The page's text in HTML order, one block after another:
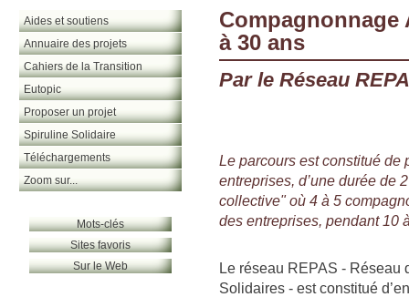
à 30 ans
Par le Réseau
Le parcours est constitué de
entreprises, d’une durée de
collective" où 4 à 5
des entreprises, pendant 10
Le réseau REPAS - Réseau
Solidaires - est constitué
Aides et soutiens
Annuaire des projets
Cahiers de la Transition
Eutopic
Proposer un projet
Spiruline Solidaire
Téléchargements
Zoom sur...
Mots-clés
Sites favoris
Sur le Web